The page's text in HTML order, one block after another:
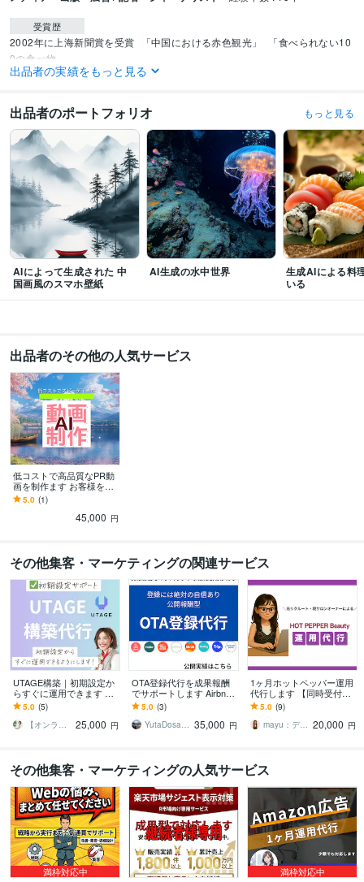
受賞歴
2002年に上海新聞賞を受賞 「中国における赤色観光」
「食べられない10
0の食べ物」
Google アナリティクス個人認定資格（GAIQ）
ビジネス・クリエイティブツール
ChatGPT:3年 Perplexity AI:2年 Midjourney:2年 Bard:2年DALL-E:2年
niji・journey:2年
STORES:2年AppsFlyer:6年
Google Analytics:6年
Google Search Console:5年 SimilarWeb:5年 Make:1年Zapier:1年
CapCut:2年
Canva:2年Excel:20年Google サイト:6年Numbers:5年
Pages:5年
得意分野
生成AI活用・開発・制作 AIによる画像生成、動画制作
集客・マーケティング相談 SNS 運用管理
英語 ビジネスレベル
中国語 ビジネスレベル
出品者の実績をもっと見る
出品者のポートフォリオ もっと見る
AIによって生成された 中
国画風のスマホ壁紙
AI生成の水中世界
生成AIによる料
いる
出品者のその他の人気サービス
低コストで高品質なPR動
画を制作ます お客様を魅
了し、貴社の時代への順
応力をアピールします
5.0 (1)
45,000 円
その他集客・マーケティングの関連サービス
UTAGE構築｜初期設定か
らすぐに運用できます UT
AGE導入から構築まで一
気に仕組み化をサポー
ト！
5.0 (5)
【オンライン秘書・UTAGE構築】なつみ
25,000 円
OTA登録代行を成果報酬
でサポートします Airbnb
やViatorなどで多数審査ク
リア実績あり
5.0 (3)
YutaDosaki_Trabudget 35,000 円
1ヶ月ホットペッパー運用
代行します 【同時受付最
大4件まで】ホットペッパ
ー運用代行で集客最大化
5.0 (9)
mayu：デザイン・webマーケ 20,000 円
その他集客・マーケティングの人気サービス
満枠対応中
満枠対応中